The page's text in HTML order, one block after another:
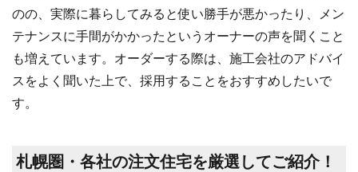
のの、実際に暮らしてみると使い勝手が悪かったり、メン
テナンスに手間がかかったというオーナーの声を聞くこと
も増えています。オーダーする際は、施工会社のアドバイ
スをよく聞いた上で、採用することをおすすめしたいで
す。
札幌圏・各社の注文住宅を厳選してご紹介！